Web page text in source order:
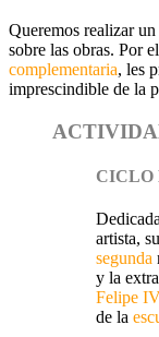
Queremos realizar un
sobre las obras. Por
complementaria, les
imprescindible de la
CICLO
artista, su
segunda
y la
Felipe
de la